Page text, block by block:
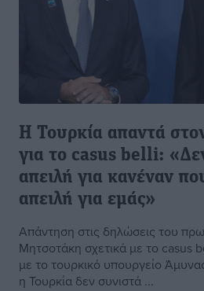
Η Τουρκία απαντά
για το casus belli:
απειλή για κανέναν
απειλή για εμάς»
Απάντηση στις δηλώσεις του
Μητσοτάκη σχετικά με το casus
με το τουρκικό υπουργείο
η Τουρκία δεν συνιστά ...